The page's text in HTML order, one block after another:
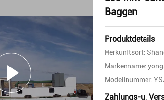
Baggen
Produktdetails
Herkunftsort:
Markenname:
Modellnummer:
Zahlungs-u.